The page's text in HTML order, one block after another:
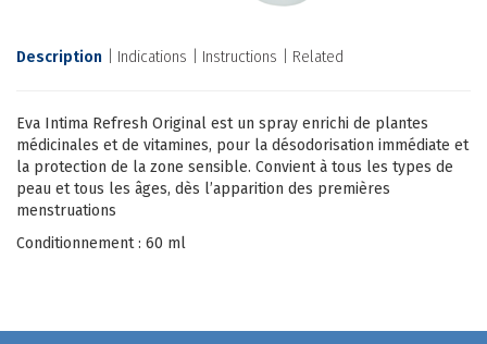
Description Indications Instructions Related
Eva Intima Refresh Original est un spray enrichi de plantes
médicinales et de vitamines, pour la désodorisation immédiate et
la protection de la zone sensible. Convient à tous les types de
peau et tous les âges, dès l’apparition des premières
menstruations
Conditionnement : 60 ml